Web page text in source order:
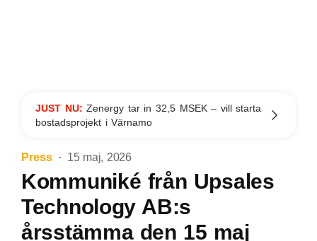
JUST NU:Zenergy tar in 32,5 MSEK – vill starta
bostadsprojekt i Värnamo
Press 15 maj, 2026
Kommuniké från Upsales
Technology AB:s
årsstämma den 15 maj